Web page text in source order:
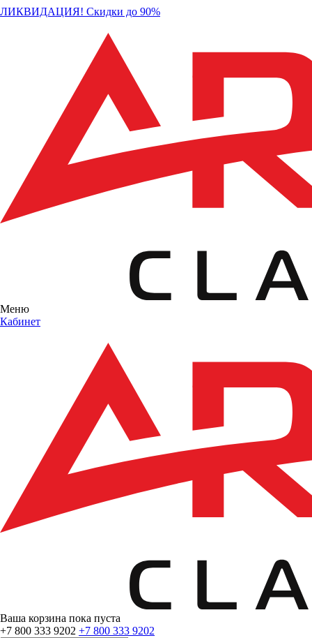
ЛИКВИДАЦИЯ! Скидки до 90%
Меню
Кабинет
Ваша корзина пока пуста
+7 800 333 9202 +7 800 333 9202